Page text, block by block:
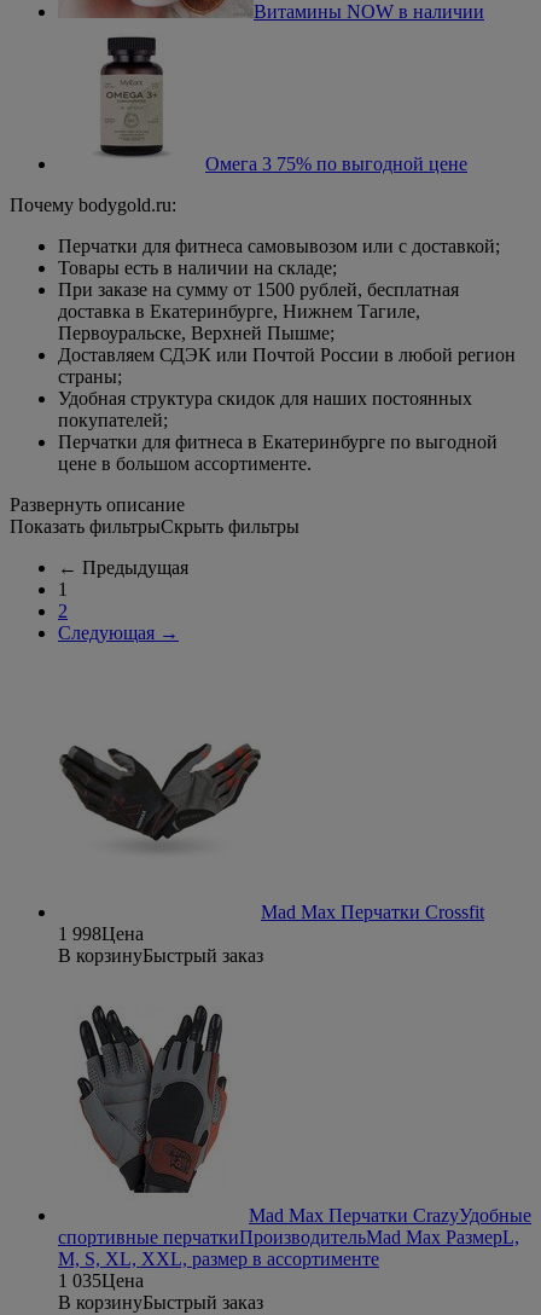
Витамины NOW в наличии
Омега 3 75% по выгодной цене
Почему bodygold.ru:
Перчатки для фитнеса самовывозом или c доставкой;
Товары есть в наличии на складе;
При заказе на сумму от 1500 рублей, бесплатная
доставка в Екатеринбурге, Нижнем Тагиле,
Первоуральске, Верхней Пышме;
Доставляем СДЭК или Почтой России в любой регион
страны;
Удобная структура скидок для наших постоянных
покупателей;
Перчатки для фитнеса в Екатеринбурге по выгодной
цене в большом ассортименте.
Развернуть описание
Показать фильтрыСкрыть фильтры
← Предыдущая
1
2
Следующая →
Mad Max Перчатки Crossfit
1 998Цена
В корзинуБыстрый заказ
Mad Max Перчатки CrazyУдобные
спортивные перчаткиПроизводительMad Max РазмерL,
M, S, XL, XXL, размер в ассортименте
1 035Цена
В корзинуБыстрый заказ